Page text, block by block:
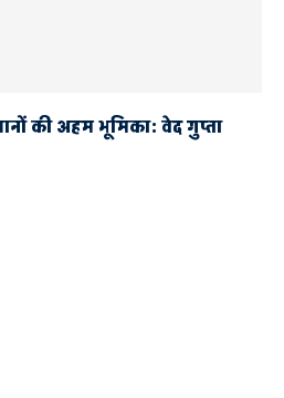
की अहम भूमिका: वेद गुप्ता